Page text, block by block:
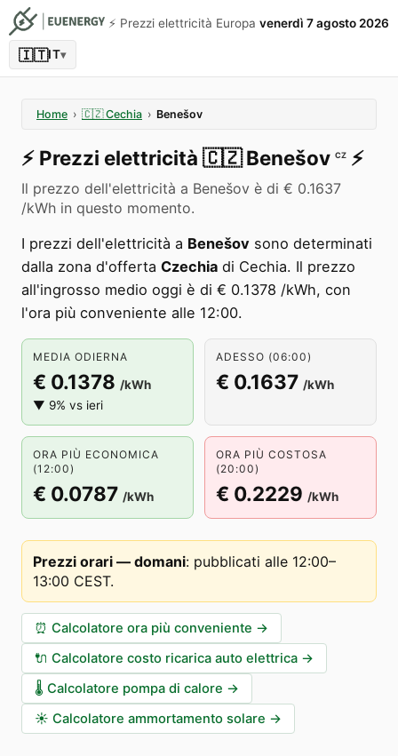
⚡️ Prezzi elettricità Europa venerdì 7 agosto 2026
🇮🇹IT▾
Home › 🇨🇿 Cechia › Benešov
⚡️ Prezzi elettricità 🇨🇿 Benešov CZ ⚡️
Il prezzo dell'elettricità a Benešov è di € 0.1637
/kWh in questo momento.
I prezzi dell'elettricità a Benešov sono determinati
dalla zona d'offerta Czechia di Cechia. Il prezzo
all'ingrosso medio oggi è di € 0.1378 /kWh, con
l'ora più conveniente alle 12:00.
MEDIA ODIERNA
€ 0.1378 /kWh
▼ 9% vs ieri
ADESSO (06:00)
€ 0.1637 /kWh
ORA PIÙ ECONOMICA
(12:00)
€ 0.0787 /kWh
ORA PIÙ COSTOSA
(20:00)
€ 0.2229 /kWh
Prezzi orari — domani: pubblicati alle 12:00–
13:00 CEST.
⏰ Calcolatore ora più conveniente →
🔌 Calcolatore costo ricarica auto elettrica →
🌡️ Calcolatore pompa di calore →
☀️ Calcolatore ammortamento solare →